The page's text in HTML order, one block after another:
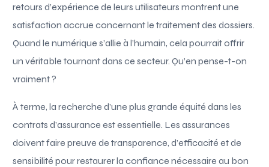
retours d’expérience de leurs utilisateurs montrent une
satisfaction accrue concernant le traitement des dossiers.
Quand le numérique s’allie à l’humain, cela pourrait offrir
un véritable tournant dans ce secteur. Qu’en pense-t-on
vraiment ?
À terme, la recherche d’une plus grande équité dans les
contrats d’assurance est essentielle. Les assurances
doivent faire preuve de transparence, d’efficacité et de
sensibilité pour restaurer la confiance nécessaire au bon